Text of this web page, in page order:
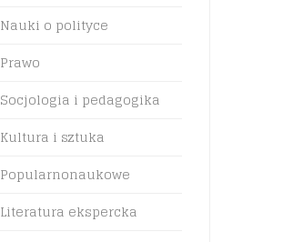
Nauki o polityce
Prawo
Socjologia i pedagogika
Kultura i sztuka
Popularnonaukowe
Literatura ekspercka